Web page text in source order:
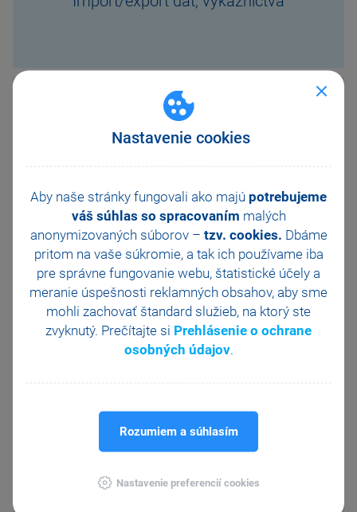
Nastavenie cookies
Aby naše stránky fungovali ako majú potrebujeme
váš súhlas so spracovaním malých
anonymizovaných súborov – tzv. cookies. Dbáme
pritom na vaše súkromie, a tak ich používame iba
pre správne fungovanie webu, štatistické účely a
meranie úspešnosti reklamných obsahov, aby sme
mohli zachovať štandard služieb, na ktorý ste
zvyknutý. Prečítajte si Prehlásenie o ochrane
osobných údajov.
Rozumiem a súhlasím
Nastavenie preferencií cookies
Plánovanie a riadenie procesov
a výroby